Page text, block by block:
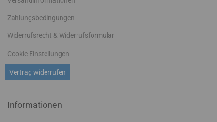
Zahlungsbedingungen
Widerrufsrecht & Widerrufsformular
Vertrag widerrufen
Cookie Einstellungen
Informationen